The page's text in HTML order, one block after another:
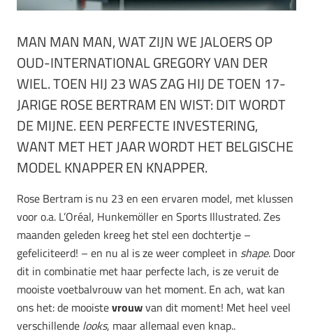
MAN MAN MAN, WAT ZIJN WE JALOERS OP
OUD-INTERNATIONAL GREGORY VAN DER
WIEL. TOEN HIJ 23 WAS ZAG HIJ DE TOEN 17-
JARIGE ROSE BERTRAM EN WIST: DIT WORDT
DE MIJNE. EEN PERFECTE INVESTERING,
WANT MET HET JAAR WORDT HET BELGISCHE
MODEL KNAPPER EN KNAPPER.
Rose Bertram is nu 23 en een ervaren model, met klussen
voor o.a. L’Oréal, Hunkemöller en Sports Illustrated. Zes
maanden geleden kreeg het stel een dochtertje –
gefeliciteerd! – en nu al is ze weer compleet in shape. Door
dit in combinatie met haar perfecte lach, is ze veruit de
mooiste voetbalvrouw van het moment. En ach, wat kan
ons het: de mooistevrouwvan dit moment! Met heel veel
verschillende looks, maar allemaal even knap..